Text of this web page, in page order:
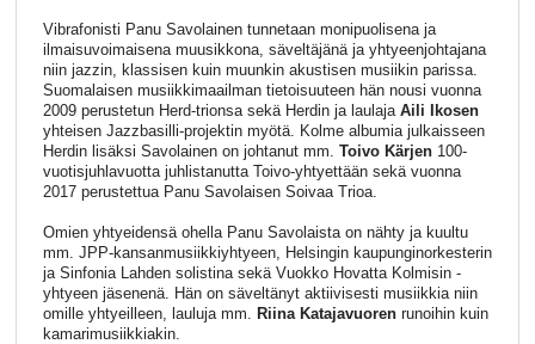
Vibrafonisti Panu Savolainen tunnetaan monipuolisena ja
ilmaisuvoimaisena muusikkona, säveltäjänä ja yhtyeenjohtajana
niin jazzin, klassisen kuin muunkin akustisen musiikin parissa.
Suomalaisen musiikkimaailman tietoisuuteen hän nousi vuonna
2009 perustetun Herd-trionsa sekä Herdin ja laulaja Aili Ikosen
yhteisen Jazzbasilli-projektin myötä. Kolme albumia julkaisseen
Herdin lisäksi Savolainen on johtanut mm. Toivo Kärjen100-
vuotisjuhlavuotta juhlistanutta Toivo-yhtyettään sekä vuonna
2017 perustettua Panu Savolaisen Soivaa Trioa.
Omien yhtyeidensä ohella Panu Savolaista on nähty ja kuultu
mm. JPP-kansanmusiikkiyhtyeen, Helsingin kaupunginorkesterin
ja Sinfonia Lahden solistina sekä Vuokko Hovatta Kolmisin -
yhtyeen jäsenenä. Hän on säveltänyt aktiivisesti musiikkia niin
omille yhtyeilleen, lauluja mm.
Riina Katajavuorenrunoihin kuin
kamarimusiikkiakin.